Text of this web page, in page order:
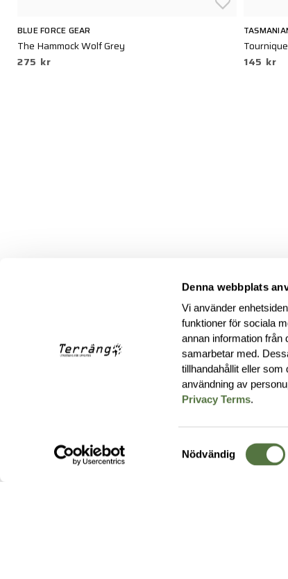
Denna webbplats
Vi använder
funktioner för sociala
annan information från
samarbetar med.
tillhandahållit eller
användning av
Privacy Terms.
Samtyckesval
Nödvändig
BLUE FORCE GEAR
The Hammock Wolf Grey
275 kr
145 kr